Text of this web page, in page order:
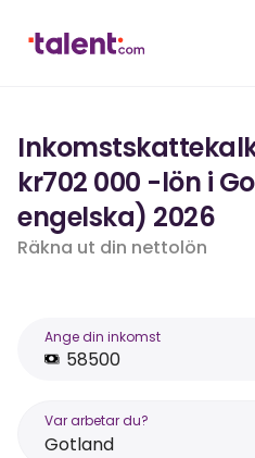
kr702 000 -lön i
engelska) 2026
Räkna ut din nettolön
Ange din inkomst
Var arbetar du?
Gotland